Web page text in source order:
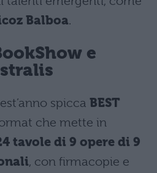
Balboa.
e
spicca BEST
che mette in
tavole di 9 opere di 9
, con firmacopie e